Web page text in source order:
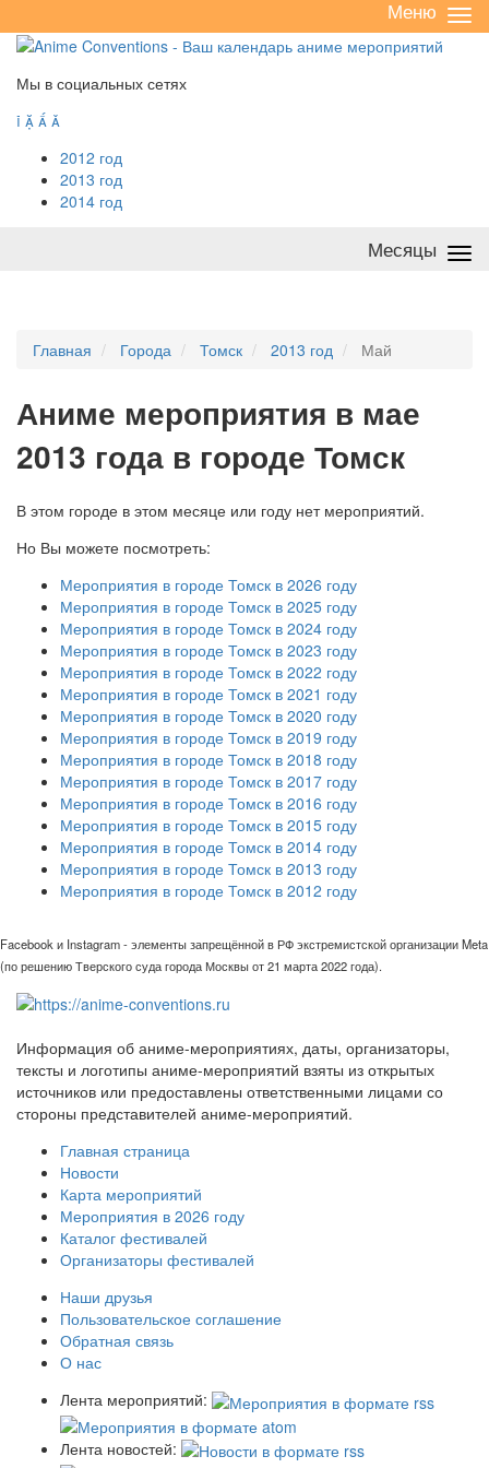
/
Меню
Мы в социальных сетях
   
2012 год
2013 год
2014 год
Месяцы
Главная Города Томск 2013 год Май
Аниме мероприятия в мае
2013 года в городе Томск
В этом городе в этом месяце или году нет мероприятий.
Но Вы можете посмотреть:
Мероприятия в городе Томск в 2026 году
Мероприятия в городе Томск в 2025 году
Мероприятия в городе Томск в 2024 году
Мероприятия в городе Томск в 2023 году
Мероприятия в городе Томск в 2022 году
Мероприятия в городе Томск в 2021 году
Мероприятия в городе Томск в 2020 году
Мероприятия в городе Томск в 2019 году
Мероприятия в городе Томск в 2018 году
Мероприятия в городе Томск в 2017 году
Мероприятия в городе Томск в 2016 году
Мероприятия в городе Томск в 2015 году
Мероприятия в городе Томск в 2014 году
Мероприятия в городе Томск в 2013 году
Мероприятия в городе Томск в 2012 году
Facebook и Instagram - элементы запрещённой в РФ экстремистской организации Meta
(по решению Тверского суда города Москвы от 21 марта 2022 года).
Информация об аниме-мероприятиях, даты, организаторы,
тексты и логотипы аниме-мероприятий взяты из открытых
источников или предоставлены ответственными лицами со
стороны представителей аниме-мероприятий.
Главная страница
Новости
Карта мероприятий
Мероприятия в 2026 году
Каталог фестивалей
Организаторы фестивалей
Наши друзья
Пользовательское соглашение
Обратная связь
О нас
Лента мероприятий:
Лента новостей: